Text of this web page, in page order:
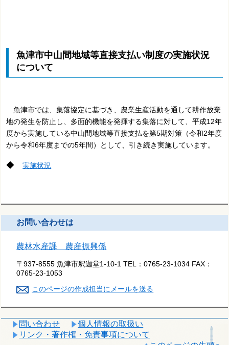
魚津市中山間地域等直接支払い制度の実施状況
について
魚津市では、集落協定に基づき、農業生産活動を通して耕作放棄
地の発生を防止し、多面的機能を発揮する集落に対して、平成12年
度から実施している中山間地域等直接支払を第5期対策（令和2年度
から令和6年度までの5年間）として、引き続き実施しています。
◆実施状況
お問い合わせは
農林水産課 農産振興係
〒937-8555 魚津市釈迦堂1-10-1 TEL：0765-23-1034 FAX：
0765-23-1053
このページの作成担当にメールを送る
問い合わせ
個人情報の取扱い
リンク・著作権・免責事項について